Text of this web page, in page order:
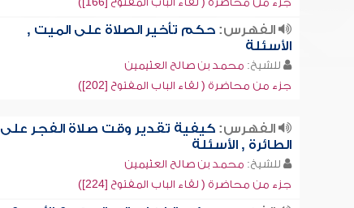
الفهرس:حكم تأخير الصلاة على الميت ,
الأسئلة
للشيخ: محمد بن صالح العثيمين
جزء من محاضرة ( لقاء الباب المفتوح [202])
الفهرس:كيفية تقدير وقت صلاة الفجر على
الطائرة , الأسئلة
للشيخ: محمد بن صالح العثيمين
جزء من محاضرة ( لقاء الباب المفتوح [224])